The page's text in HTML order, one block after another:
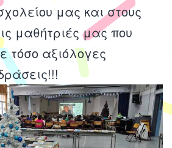
μας και στους
μαθήτριές μας που
τόσο αξιόλογες